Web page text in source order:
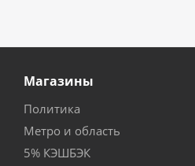
Магазины
Политика
Метро и область
5% КЭШБЭК